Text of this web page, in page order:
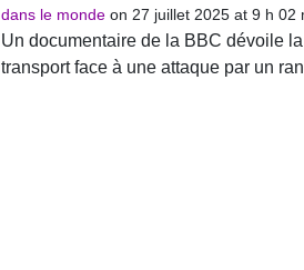
dans le mondeon 27 juillet 2025 at 9 h 02
Un documentaire de la BBC dévoile
transport face à une attaque par un